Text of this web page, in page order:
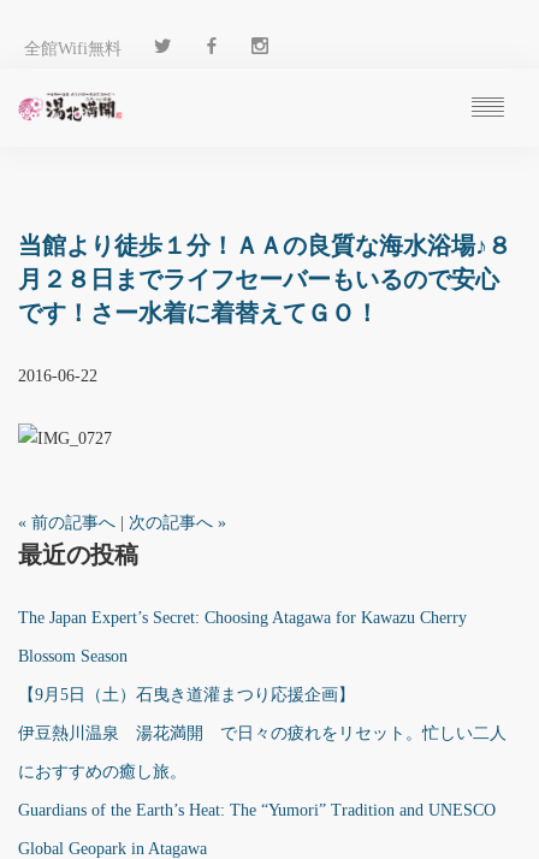
全館Wifi無料
客 室
温 泉
料 理
施 設
アクセス
ENGLISH
当館より徒歩１分！ＡＡの良質な海水浴場♪８
月２８日までライフセーバーもいるので安心
です！さー水着に着替えてＧＯ！
2016-06-22
« 前の記事へ 次の記事へ »
最近の投稿
The Japan Expert’s Secret: Choosing Atagawa for Kawazu Cherry
Blossom Season
【9月5日（土）石曳き道灌まつり応援企画】
伊豆熱川温泉 湯花満開 で日々の疲れをリセット。忙しい二人
におすすめの癒し旅。
Guardians of the Earth’s Heat: The “Yumori” Tradition and UNESCO
Global Geopark in Atagawa